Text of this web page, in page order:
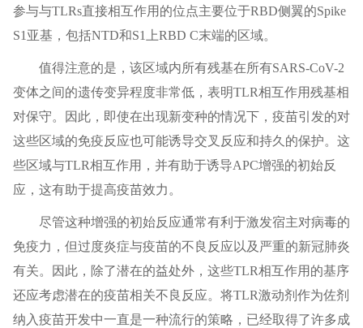
参与与TLRs直接相互作用的位点主要位于RBD侧翼的Spike
S1亚基，包括NTD和S1上RBD C末端的区域。
值得注意的是，该区域内所有残基在所有SARS-CoV-2
变体之间的遗传变异程度非常低，表明TLR相互作用残基相
对保守。因此，即使在出现新变种的情况下，疫苗引发的对
这些区域的免疫反应也可能诱导交叉反应和持久的保护。这
些区域与TLR相互作用，并有助于诱导APC增强的初始反
应，这有助于提高疫苗效力。
尽管这种增强的初始反应通常有利于激发宿主对病毒的
免疫力，但过度炎症与疫苗的不良反应以及严重的新冠肺炎
有关。因此，除了潜在的益处外，这些TLR相互作用的基序
还应考虑潜在的疫苗相关不良反应。将TLR激动剂作为佐剂
纳入疫苗开发中一直是一种流行的策略，已经取得了许多成